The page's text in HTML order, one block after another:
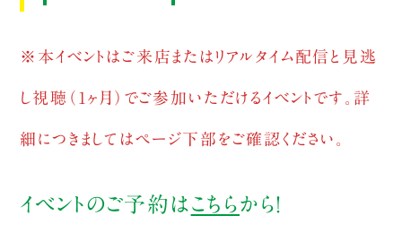
※本イベントはご来店またはリアルタイム配信と見逃
し視聴（1ヶ月）でご参加いただけるイベントです。詳
細につきましてはページ下部をご確認ください。
イベントのご予約は こちらから！